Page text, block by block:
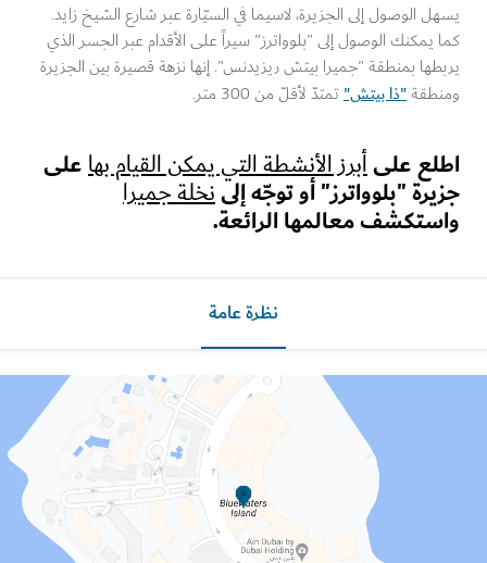
الوصول إلى الجزيرة، لاسيما في السيّارة عبر شارع الشيخ زايد.
الوصول إلى "بلوواترز" سيراً على الأقدام عبر الجسر الذي
بمنطقة "جميرا بيتش ريزيدنس". إنها نزهة قصيرة بين الجزيرة
"ذا بيتش"تمتدّ لأقلّ من 300 متر.
علىأبرز الأنشطة التي يمكن القيام بهاعلى
"بلوواترز" أو توجّه إلىنخلة جميرا
معالمها الرائعة.
نظرة عامة